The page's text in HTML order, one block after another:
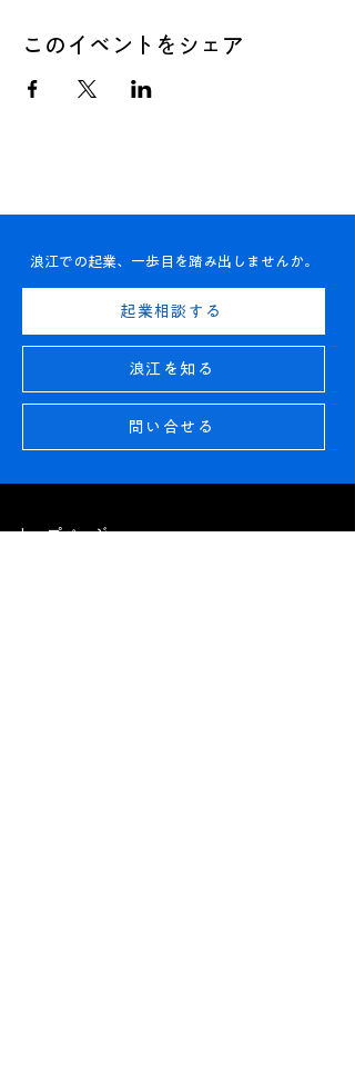
このイベントをシェア
浪江での起業、一歩目を踏み出しませんか。
起業相談する
浪江を知る
問い合せる
トップページ